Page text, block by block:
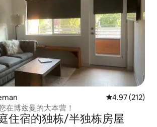
平均评分 4.97
4.97 (212)
在博兹曼的大本营！
住宿的独栋/半独栋房屋